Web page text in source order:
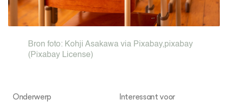
In de regio
Projecten
Lectoraten
Practoraten
Vakbladen
Bron foto: Kohji Asakawa via Pixabay,pixabay
(Pixabay License)
Onderwerp Interessant voor